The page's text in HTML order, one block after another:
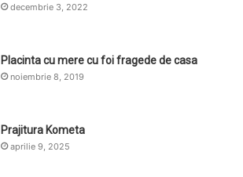
decembrie 3, 2022
Placinta cu mere cu foi fragede de casa
noiembrie 8, 2019
Prajitura Kometa
aprilie 9, 2025